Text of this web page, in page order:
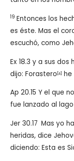
19Entonces los
es éste. Mas el
escuchó, como
Ex 18.3 y a sus
dijo: Forastero[a] he
Ap 20.15 Y el que
fue lanzado al
Jer 30.17 Mas yo
heridas, dice
diciendo: Esta es